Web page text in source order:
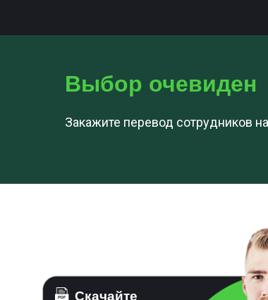
Выбор очевиден
Закажите перевод сотрудников
Скачайте